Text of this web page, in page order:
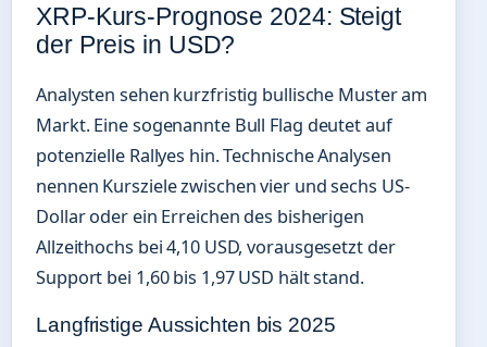
XRP-Kurs-Prognose 2024: Steigt
der Preis in USD?
Analysten sehen kurzfristig bullische Muster am
Markt. Eine sogenannte Bull Flag deutet auf
potenzielle Rallyes hin. Technische Analysen
nennen Kursziele zwischen vier und sechs US-
Dollar oder ein Erreichen des bisherigen
Allzeithochs bei 4,10 USD, vorausgesetzt der
Support bei 1,60 bis 1,97 USD hält stand.
Langfristige Aussichten bis 2025